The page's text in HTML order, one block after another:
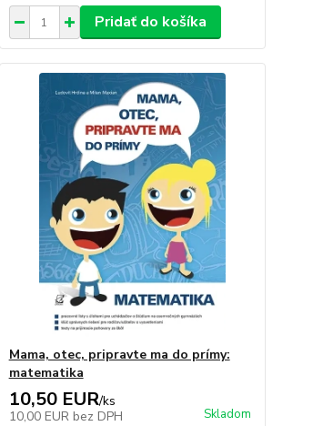
Pridať do košíka
Mama, otec, pripravte ma do prímy:
matematika
10,50 EUR/ks
10,00 EUR bez DPH Skladom